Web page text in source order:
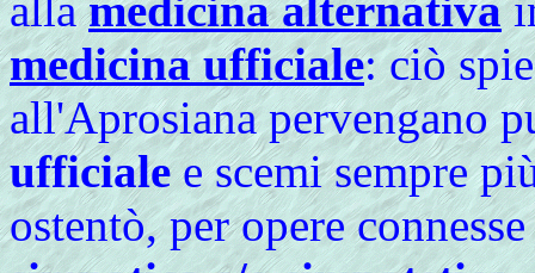
medicina ufficiale: ciò
all'Aprosiana pervengano
ufficialee scemi sempre
ostentò, per opere